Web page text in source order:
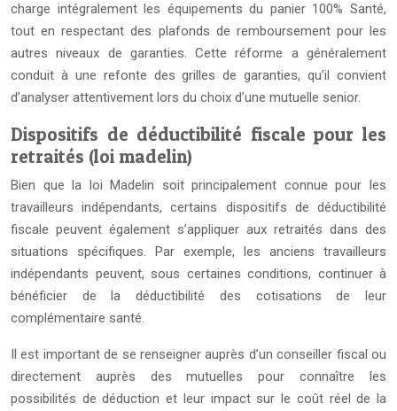
charge intégralement les équipements du panier 100% Santé,
tout en respectant des plafonds de remboursement pour les
autres niveaux de garanties. Cette réforme a généralement
conduit à une refonte des grilles de garanties, qu’il convient
d’analyser attentivement lors du choix d’une mutuelle senior.
Dispositifs de déductibilité fiscale pour les
retraités (loi madelin)
Bien que la loi Madelin soit principalement connue pour les
travailleurs indépendants, certains dispositifs de déductibilité
fiscale peuvent également s’appliquer aux retraités dans des
situations spécifiques. Par exemple, les anciens travailleurs
indépendants peuvent, sous certaines conditions, continuer à
bénéficier de la déductibilité des cotisations de leur
complémentaire santé.
Il est important de se renseigner auprès d’un conseiller fiscal ou
directement auprès des mutuelles pour connaître les
possibilités de déduction et leur impact sur le coût réel de la